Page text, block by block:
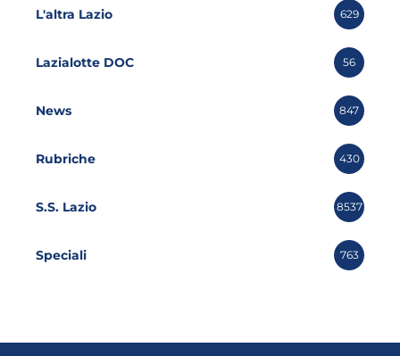
L'altra Lazio 629
Lazialotte DOC 56
News 847
Rubriche 430
S.S. Lazio 8537
Speciali 763